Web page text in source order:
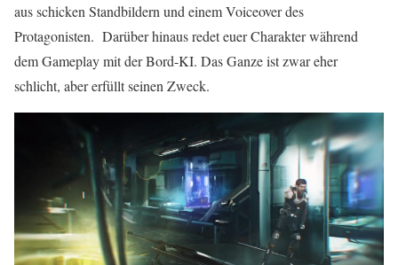
aus schicken Standbildern und einem Voiceover des
Protagonisten. Darüber hinaus redet euer Charakter während
dem Gameplay mit der Bord-KI. Das Ganze ist zwar eher
schlicht, aber erfüllt seinen Zweck.